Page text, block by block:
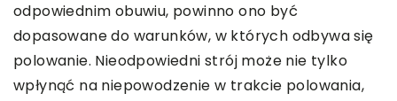
odpowiednim obuwiu, powinno ono być
dopasowane do warunków, w których odbywa się
polowanie. Nieodpowiedni strój może nie tylko
wpłynąć na niepowodzenie w trakcie polowania,